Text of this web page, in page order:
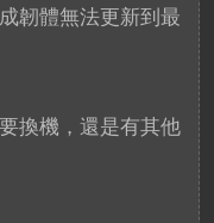
韌體無法更新到最
換機，還是有其他